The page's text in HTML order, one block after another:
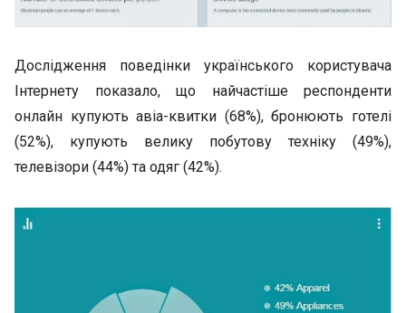
Дослідження поведінки українського користувача
Інтернету показало, що найчастіше респонденти
онлайн купують авіа-квитки (68%), бронюють готелі
(52%), купують велику побутову техніку (49%),
телевізори (44%) та одяг (42%).